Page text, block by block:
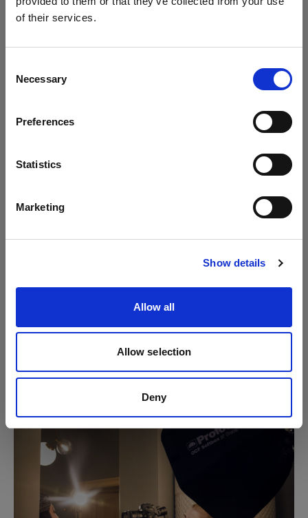
of their services.
Selection
Necessary
Preferences
Statistics
Marketing
Show details
Allow all
Allow selection
Deny
¿Quieres actualizar tu ubicación?
Visitar el sitio